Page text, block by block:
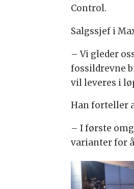
Control.
Salgssjef i
– Vi gleder
fossildrevne
vil leveres i
Han forteller
– I første
varianter for